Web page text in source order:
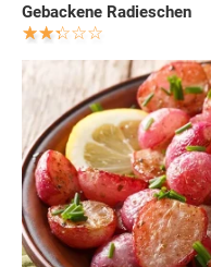
Gebackene Radieschen